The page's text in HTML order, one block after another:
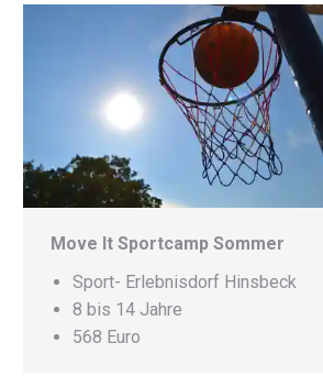
Move It Sportcamp Sommer
Sport- Erlebnisdorf Hinsbeck
8 bis 14 Jahre
568 Euro